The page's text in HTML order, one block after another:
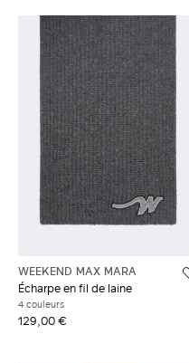
WEEKEND MAX MARA
Écharpe en fil de laine
4 couleurs
129,00 €